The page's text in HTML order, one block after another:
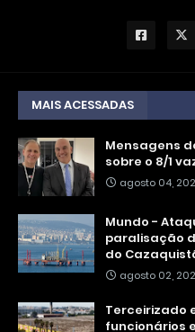
MAIS ACESSADAS
Mensagens
sobre o 8/1
agosto 04,
Mundo -
paralisação
do
agosto 02,
Terceirizado
funcionários